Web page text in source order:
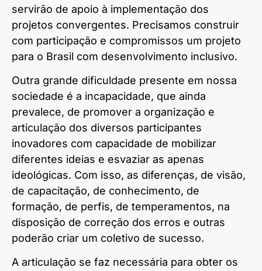
servirão de apoio à implementação dos
projetos convergentes. Precisamos construir
com participação e compromissos um projeto
para o Brasil com desenvolvimento inclusivo.
Outra grande dificuldade presente em nossa
sociedade é a incapacidade, que ainda
prevalece, de promover a organização e
articulação dos diversos participantes
inovadores com capacidade de mobilizar
diferentes ideias e esvaziar as apenas
ideológicas. Com isso, as diferenças, de visão,
de capacitação, de conhecimento, de
formação, de perfis, de temperamentos, na
disposição de correção dos erros e outras
poderão criar um coletivo de sucesso.
A articulação se faz necessária para obter os